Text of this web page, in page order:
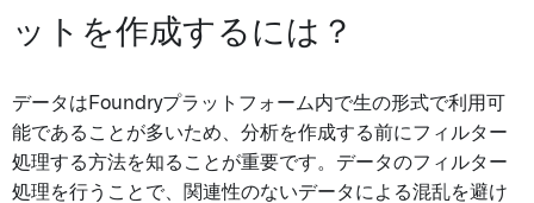
ットを作成するには？
データはFoundryプラットフォーム内で生の形式で利用可
能であることが多いため、分析を作成する前にフィルター
処理する方法を知ることが重要です。データのフィルター
処理を行うことで、関連性のないデータによる混乱を避け